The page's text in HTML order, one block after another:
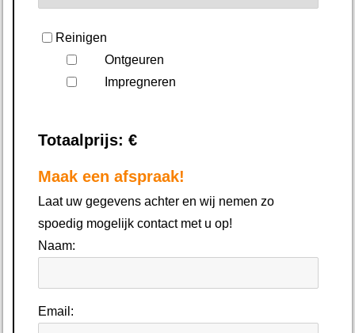
Reinigen
Ontgeuren
Impregneren
Totaalprijs: €
Maak een afspraak!
Laat uw gegevens achter en wij nemen zo
spoedig mogelijk contact met u op!
Naam:
Email: